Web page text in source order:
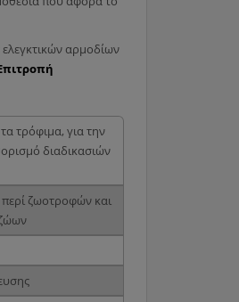
ελεγκτικών αρμοδίων
τρόφιμα, για την
διαδικασιών
ζωοτροφών και